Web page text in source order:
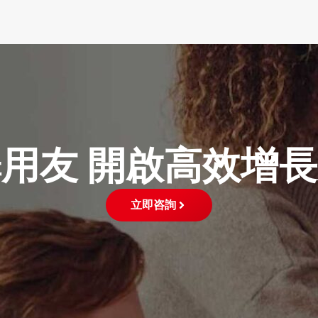
友 開啟高效增
立即咨詢